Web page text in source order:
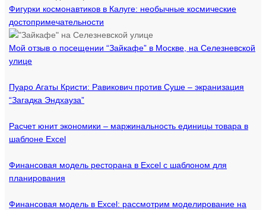
Фигурки космонавтиков в Калуге: необычные космические
достопримечательности
Мой отзыв о посещении “Зайкафе” в Москве, на Селезневской
улице
Пуаро Агаты Кристи: Равикович против Суше – экранизация
“Загадка Эндхауза”
Расчет юнит экономики – маржинальность единицы товара в
шаблоне Excel
Финансовая модель ресторана в Excel с шаблоном для
планирования
Финансовая модель в Excel: рассмотрим моделирование на